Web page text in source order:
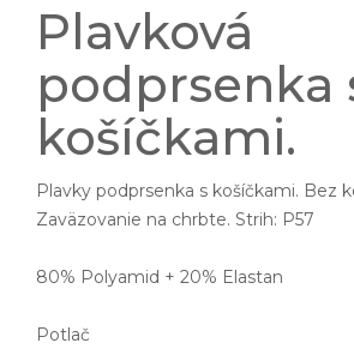
Plavková
podprsenka
košíčkami.
Plavky podprsenka s košíčkami. Bez
Zaväzovanie na chrbte. Strih: P57
80% Polyamid + 20% Elastan
Potlač